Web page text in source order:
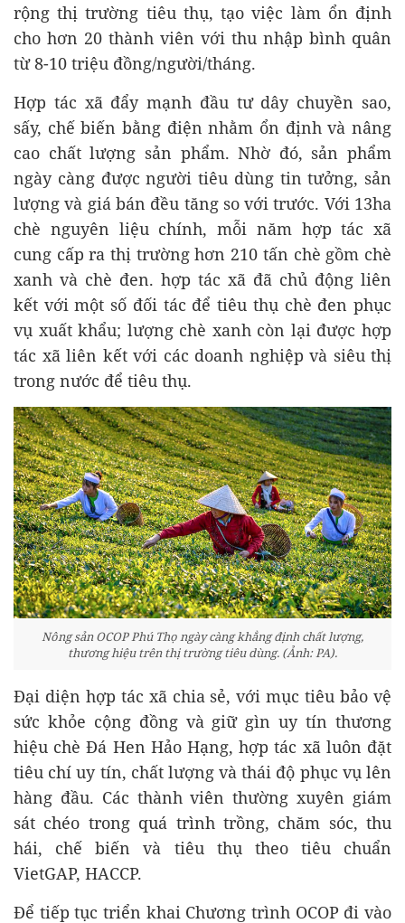
rộng thị trường tiêu thụ, tạo việc làm ổn định
cho hơn 20 thành viên với thu nhập bình quân
từ 8-10 triệu đồng/người/tháng.
Hợp tác xã đẩy mạnh đầu tư dây chuyền sao,
sấy, chế biến bằng điện nhằm ổn định và nâng
cao chất lượng sản phẩm. Nhờ đó, sản phẩm
ngày càng được người tiêu dùng tin tưởng, sản
lượng và giá bán đều tăng so với trước. Với 13ha
chè nguyên liệu chính, mỗi năm hợp tác xã
cung cấp ra thị trường hơn 210 tấn chè gồm chè
xanh và chè đen. hợp tác xã đã chủ động liên
kết với một số đối tác để tiêu thụ chè đen phục
vụ xuất khẩu; lượng chè xanh còn lại được hợp
tác xã liên kết với các doanh nghiệp và siêu thị
trong nước để tiêu thụ.
Nông sản OCOP Phú Thọ ngày càng khẳng định chất lượng,
thương hiệu trên thị trường tiêu dùng. (Ảnh: PA).
Đại diện hợp tác xã chia sẻ, với mục tiêu bảo vệ
sức khỏe cộng đồng và giữ gìn uy tín thương
hiệu chè Đá Hen Hảo Hạng, hợp tác xã luôn đặt
tiêu chí uy tín, chất lượng và thái độ phục vụ lên
hàng đầu. Các thành viên thường xuyên giám
sát chéo trong quá trình trồng, chăm sóc, thu
hái, chế biến và tiêu thụ theo tiêu chuẩn
VietGAP, HACCP.
Để tiếp tục triển khai Chương trình OCOP đi vào